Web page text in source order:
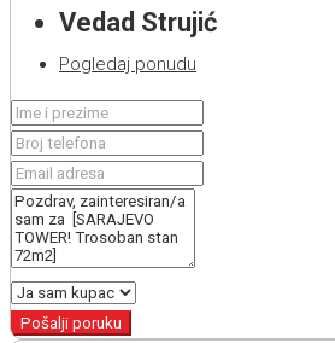
Vedad Strujić
Pogledaj ponudu
Pošalji poruku